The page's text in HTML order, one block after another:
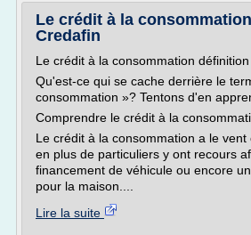
Le crédit à la
Credafin
Le crédit à la consommation
Qu'est-ce qui se cache derrière le
consommation »? Tentons d'en
Comprendre le crédit à la
Le crédit à la consommation a le
en plus de particuliers y ont recours
financement de véhicule ou encore
pour la maison....
Lire la suite